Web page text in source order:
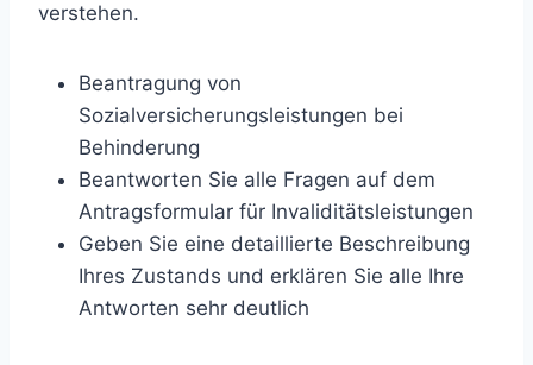
verstehen.
Beantragung von
Sozialversicherungsleistungen bei
Behinderung
Beantworten Sie alle Fragen auf dem
Antragsformular für Invaliditätsleistungen
Geben Sie eine detaillierte Beschreibung
Ihres Zustands und erklären Sie alle Ihre
Antworten sehr deutlich